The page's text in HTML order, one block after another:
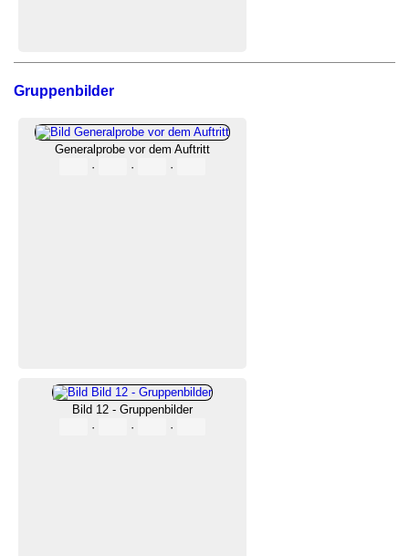
Gruppenbilder
Generalprobe vor dem Auftritt
·
· ·
Bild 12 - Gruppenbilder
·
· ·